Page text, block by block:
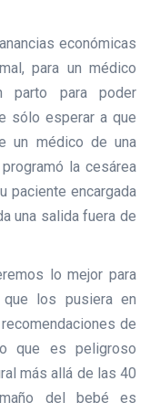
económicas
para un médico
parto para poder
sólo esperar a que
un médico de una
la cesárea
paciente encargada
una salida fuera de
lo mejor para
los pusiera en
de
que es peligroso
más allá de las 40
del bebé es